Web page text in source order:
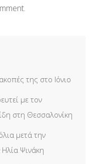
της στο Ιόνιο
με τον
στη Θεσσαλονίκη
μετά την
Ψινάκη